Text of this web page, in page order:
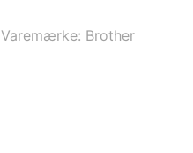
Varemærke: Brother